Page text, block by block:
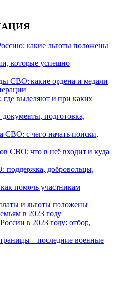
какие льготы положены
которые успешно
СВО: какие ордена и медали
выделяют и при каких
подготовка,
СВО: с чего начать поиски,
СВО: что в неё входит и куда
поддержка, добровольцы,
помочь участникам
и льготы положены
в 2023 году
в 2023 году: отбор,
– последние военные